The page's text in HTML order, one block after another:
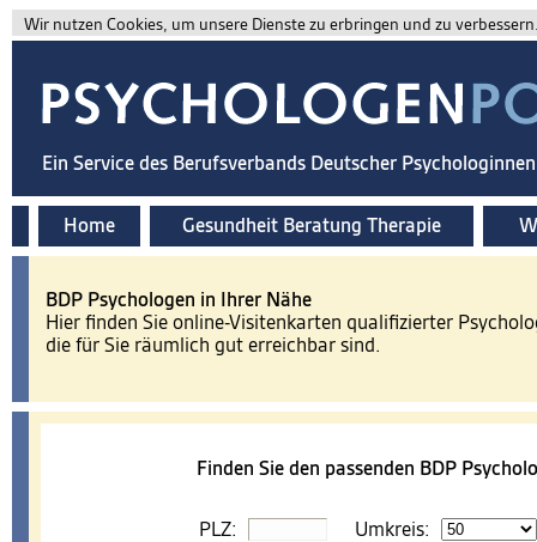
Wir nutzen Cookies, um unsere Dienste zu erbringen und zu
Ein Service des Berufsverbands Deutscher
Home Gesundheit Beratung Therapie
BDP Psychologen in Ihrer Nähe
Hier finden Sie online-Visitenkarten qualifizierter
die für Sie räumlich gut erreichbar sind.
Finden Sie den passenden BDP
PLZ: Umkreis: